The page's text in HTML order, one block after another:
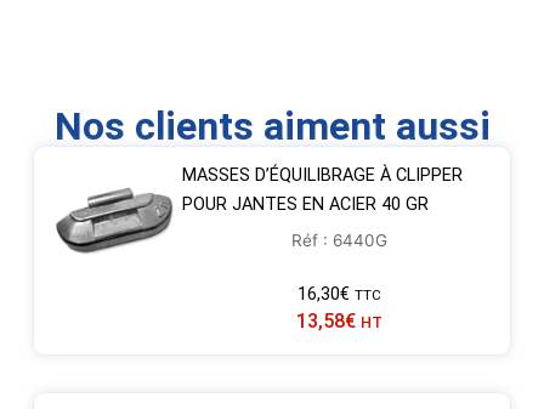
Nos clients aiment aussi
MASSES D’ÉQUILIBRAGE À CLIPPER
POUR JANTES EN ACIER 40 GR
Réf : 6440G
16,30€ TTC
13,58€ HT